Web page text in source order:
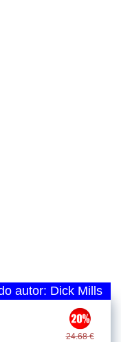
autor: Dick Mills
24.68 €